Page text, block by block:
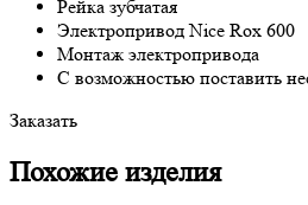
Рейка зубчатая
Электропривод Nice Rox 600
Монтаж электропривода
С возможностью поставить
Заказать
Похожие изделия